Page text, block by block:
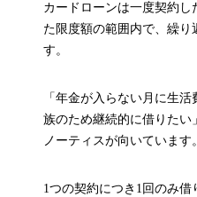
カードローンは一度契約
た限度額の範囲内で、繰
す。
「年金が入らない月に生
族のため継続的に借りたい
ノーティスが向いています。
1つの契約につき1回のみ